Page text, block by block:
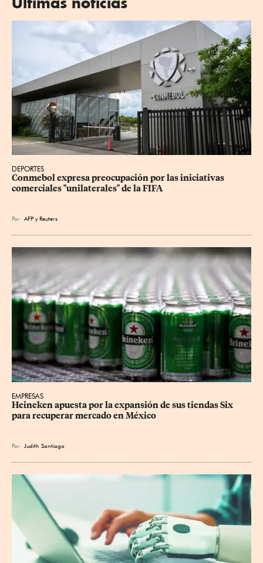
DEPORTES
Conmebol expresa preocupación por las iniciativas
comerciales "unilaterales" de la FIFA
Por AFP yReuters
EMPRESAS
Heineken apuesta por la expansión de sus tiendas Six
para recuperar mercado en México
Por Judith Santiago